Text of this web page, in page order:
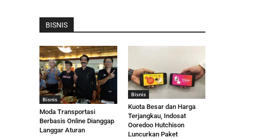
BISNIS
Bisnis
Moda Transportasi
Berbasis Online Dianggap
Langgar Aturan
Bisnis
Kuota Besar dan Harga
Terjangkau, Indosat
Ooredoo Hutchison
Luncurkan Paket